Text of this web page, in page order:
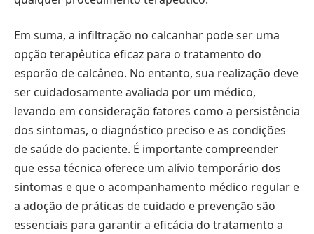
Em suma, a infiltração no calcanhar pode ser uma
opção terapêutica eficaz para o tratamento do
esporão de calcâneo. No entanto, sua realização deve
ser cuidadosamente avaliada por um médico,
levando em consideração fatores como a persistência
dos sintomas, o diagnóstico preciso e as condições
de saúde do paciente. É importante compreender
que essa técnica oferece um alívio temporário dos
sintomas e que o acompanhamento médico regular e
a adoção de práticas de cuidado e prevenção são
essenciais para garantir a eficácia do tratamento a